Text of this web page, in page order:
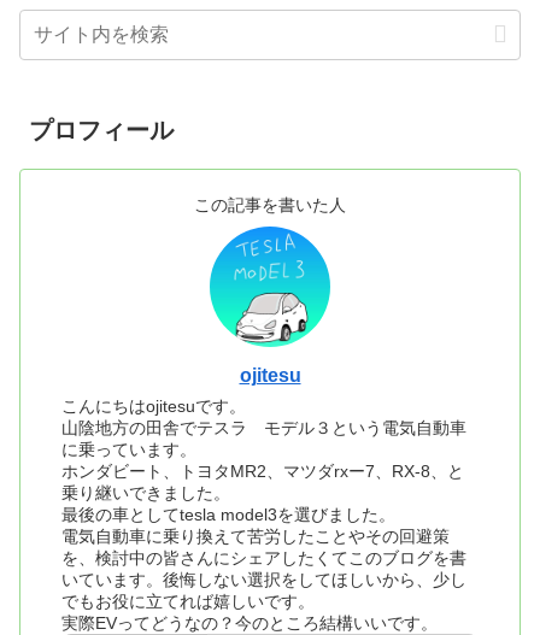
プロフィール
この記事を書いた人
ojitesu
こんにちはojitesuです。
山陰地方の田舎でテスラ モデル３という電気自動車
に乗っています。
ホンダビート、トヨタMR2、マツダrxー7、RX-8、と
乗り継いできました。
最後の車としてtesla model3を選びました。
電気自動車に乗り換えて苦労したことやその回避策
を、検討中の皆さんにシェアしたくてこのブログを書
いています。後悔しない選択をしてほしいから、少し
でもお役に立てれば嬉しいです。
実際EVってどうなの？今のところ結構いいです。